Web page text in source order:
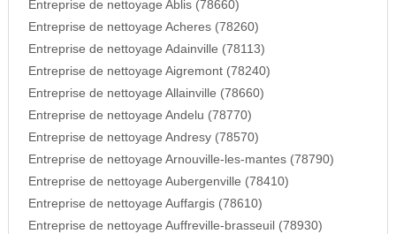
Entreprise de nettoyage Ablis (78660)
Entreprise de nettoyage Acheres (78260)
Entreprise de nettoyage Adainville (78113)
Entreprise de nettoyage Aigremont (78240)
Entreprise de nettoyage Allainville (78660)
Entreprise de nettoyage Andelu (78770)
Entreprise de nettoyage Andresy (78570)
Entreprise de nettoyage Arnouville-les-mantes (78790)
Entreprise de nettoyage Aubergenville (78410)
Entreprise de nettoyage Auffargis (78610)
Entreprise de nettoyage Auffreville-brasseuil (78930)